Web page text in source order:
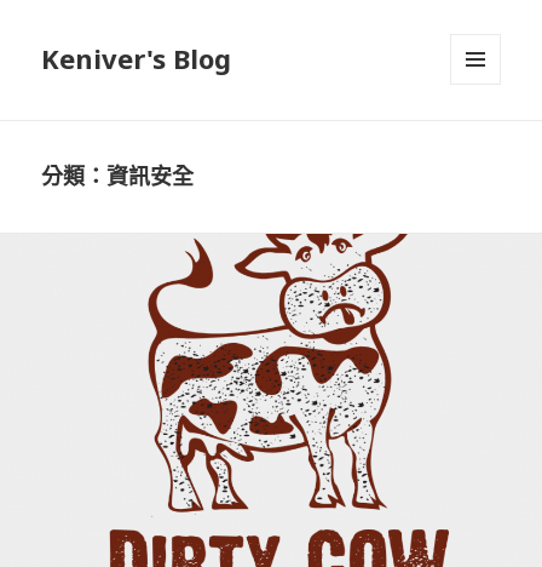
Keniver's Blog
分類：資訊安全